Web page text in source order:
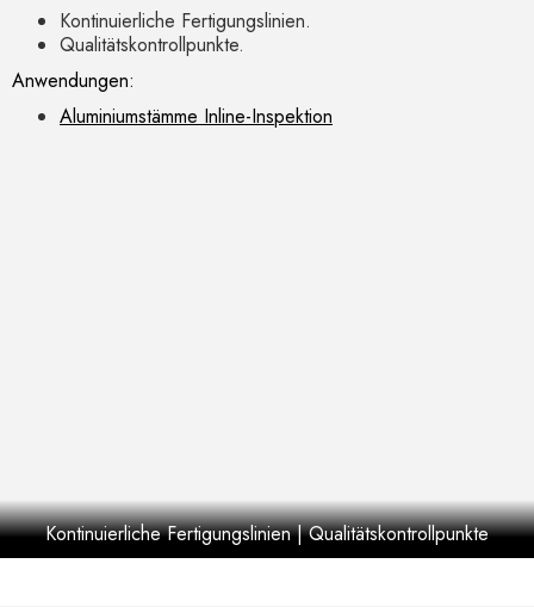
Kontinuierliche Fertigungslinien.
Qualitätskontrollpunkte.
Anwendungen:
Aluminiumstämme Inline-Inspektion
Kontinuierliche Fertigungslinien | Qualitätskontrollpunkte